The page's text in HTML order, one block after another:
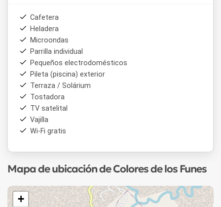
Cafetera
Heladera
Microondas
Parrilla individual
Pequeños electrodomésticos
Pileta (piscina) exterior
Terraza / Solárium
Tostadora
TV satelital
Vajilla
Wi-Fi gratis
Mapa de ubicación de Colores de los Funes
+